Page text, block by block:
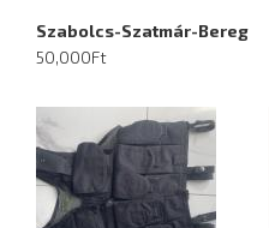
Szabolcs-Szatmár-Bereg
50,000Ft